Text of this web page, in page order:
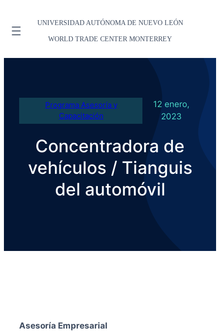
UNIVERSIDAD AUTÓNOMA DE NUEVO LEÓN
WORLD TRADE CENTER MONTERREY
Programa Asesoría y
Capacitación
12 enero,
2023
Concentradora de
vehículos / Tianguis
del automóvil
Asesoría Empresarial